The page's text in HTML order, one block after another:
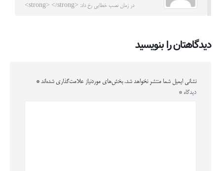
در زمان نصب خطایی رخ داد: <strong> </strong>
دیدگاهتان را بنویسید
نشانی ایمیل شما منتشر نخواهد شد. بخش‌های موردنیاز علامت‌گذاری شده‌اند *
دیدگاه *